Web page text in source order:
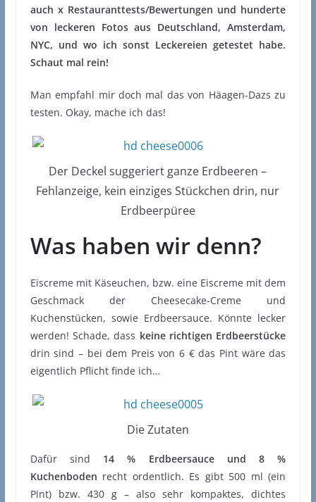
auch x Restauranttests/Bewertungen und hunderte
von leckeren Fotos aus Deutschland, Amsterdam,
NYC, und wo ich sonst Leckereien getestet habe.
Schaut mal rein!
Man empfahl mir doch mal das von Häagen-Dazs zu
testen. Okay, mache ich das!
Der Deckel suggeriert ganze Erdbeeren –
Fehlanzeige, kein einziges Stückchen drin, nur
Erdbeerpüree
Was haben wir denn?
Eiscreme mit Käseuchen, bzw. eine Eiscreme mit dem
Geschmack der Cheesecake-Creme und
Kuchenstücken, sowie Erdbeersauce. Könnte lecker
werden! Schade, dass keine richtigen Erdbeerstücke
drin sind – bei dem Preis von 6 € das Pint wäre das
eigentlich Pflicht finde ich…
Die Zutaten
Dafür sind 14 % Erdbeersauce und 8 %
Kuchenboden recht ordentlich. Es gibt 500 ml (ein
Pint) bzw. 430 g – also sehr kompaktes, dichtes